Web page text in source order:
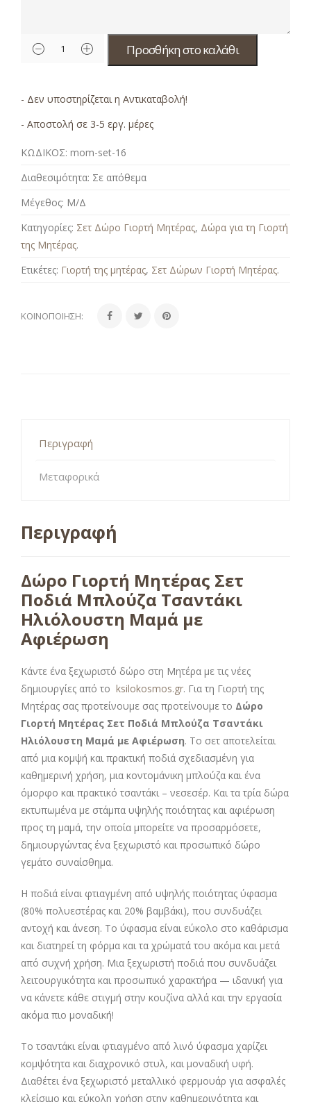
Προσθήκη στο καλάθι
- Δεν υποστηρίζεται η Αντικαταβολή!
- Αποστολή σε 3-5 εργ. μέρες
ΚΩΔΙΚΟΣ: mom-set-16
Διαθεσιμότητα: Σε απόθεμα
Μέγεθος: Μ/Δ
Κατηγορίες: Σετ Δώρο Γιορτή Μητέρας, Δώρα για τη Γιορτή
της Μητέρας.
Ετικέτες: Γιορτή της μητέρας, Σετ Δώρων Γιορτή Μητέρας.
ΚΟΙΝΟΠΟΊΗΣΗ:
Περιγραφή
Μεταφορικά
Περιγραφή
Δώρο Γιορτή Μητέρας Σετ
Ποδιά Μπλούζα Τσαντάκι
Ηλιόλουστη Μαμά με
Αφιέρωση
Κάντε ένα ξεχωριστό δώρο στη Μητέρα με τις νέες
δημιουργίες από το ksilokosmos.gr. Για τη Γιορτή της
Μητέρας σας προτείνουμε σας προτείνουμε το Δώρο
Γιορτή Μητέρας Σετ Ποδιά Μπλούζα Τσαντάκι
Ηλιόλουστη Μαμά με Αφιέρωση. Το σετ αποτελείται
από μια κομψή και πρακτική ποδιά σχεδιασμένη για
καθημερινή χρήση, μια κοντομάνικη μπλούζα και ένα
όμορφο και πρακτικό τσαντάκι – νεσεσέρ. Και τα τρία δώρα
εκτυπωμένα με στάμπα υψηλής ποιότητας και αφιέρωση
προς τη μαμά, την οποία μπορείτε να προσαρμόσετε,
δημιουργώντας ένα ξεχωριστό και προσωπικό δώρο
γεμάτο συναίσθημα.
Η ποδιά είναι φτιαγμένη από υψηλής ποιότητας ύφασμα
(80% πολυεστέρας και 20% βαμβάκι), που συνδυάζει
αντοχή και άνεση. Το ύφασμα είναι εύκολο στο καθάρισμα
και διατηρεί τη φόρμα και τα χρώματά του ακόμα και μετά
από συχνή χρήση. Μια ξεχωριστή ποδιά που συνδυάζει
λειτουργικότητα και προσωπικό χαρακτήρα — ιδανική για
να κάνετε κάθε στιγμή στην κουζίνα αλλά και την εργασία
ακόμα πιο μοναδική!
Το τσαντάκι είναι φτιαγμένο από λινό ύφασμα χαρίζει
κομψότητα και διαχρονικό στυλ, και μοναδική υφή.
Διαθέτει ένα ξεχωριστό μεταλλικό φερμουάρ για ασφαλές
κλείσιμο και εύκολη χρήση στην καθημερινότητα και